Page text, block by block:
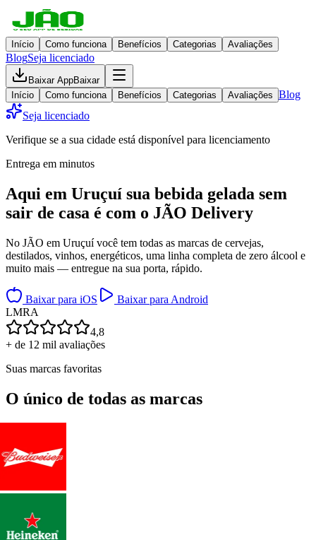
Início Como funciona Benefícios Categorias Avaliações
BlogSeja licenciado
Baixar AppBaixar
Início
Como funciona Benefícios Categorias Avaliações Blog
Seja licenciado
Verifique se a sua cidade está disponível para licenciamento
Entrega em minutos
Aqui em Uruçuí sua bebida gelada sem
sair de casa é com o JÃO Delivery
No JÃO em Uruçuí você tem todas as marcas de cervejas,
destilados, vinhos, energéticos, uma linha completa de zero álcool e
muito mais — entregue na sua porta, rápido.
Baixar para iOS
Baixar para Android
LMRA
4,8
+ de 12 mil avaliações
Suas marcas favoritas
O único de todas as marcas